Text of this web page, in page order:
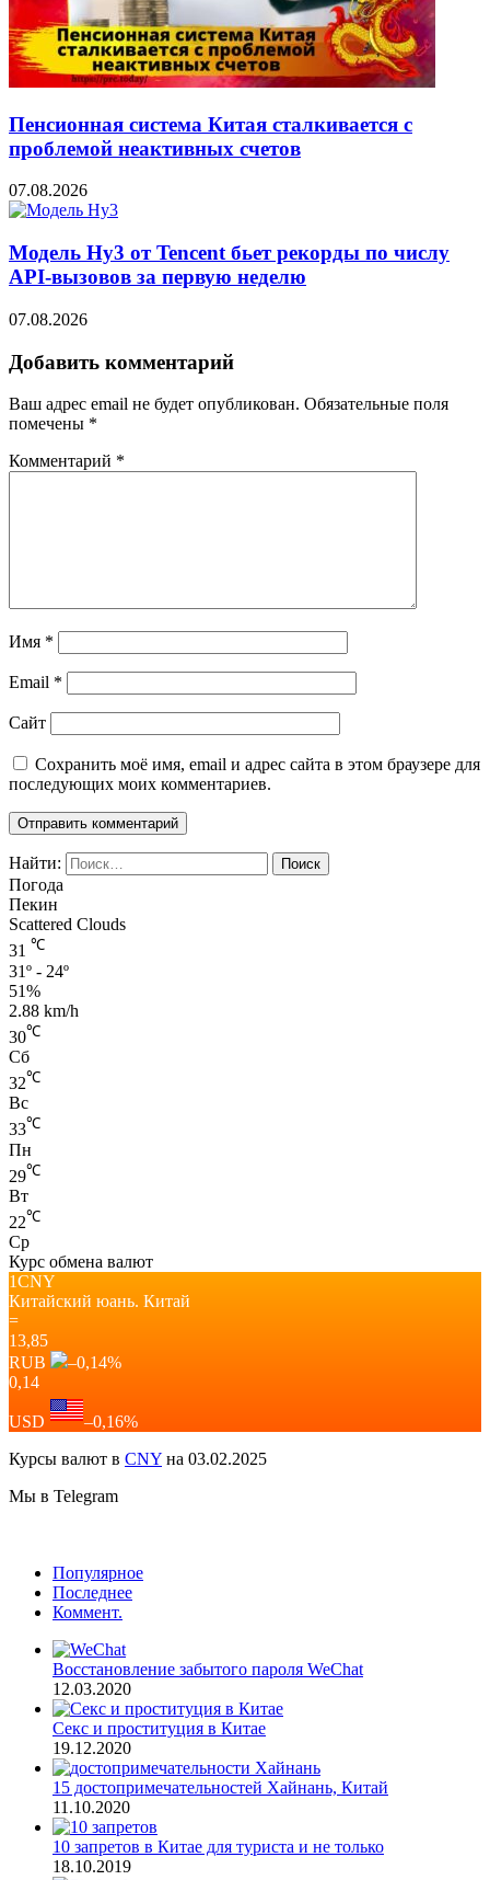
Пенсионная система Китая сталкивается с
проблемой неактивных счетов
07.08.2026
Модель Hy3 от Tencent бьет рекорды по числу
API-вызовов за первую неделю
07.08.2026
Добавить комментарий
Ваш адрес email не будет опубликован. Обязательные поля
помечены *
Комментарий *
Имя *
Email *
Сайт
Сохранить моё имя, email и адрес сайта в этом браузере для
последующих моих комментариев.
Найти:
Погода
Пекин
Scattered Clouds
31 ℃
31º - 24º
51%
2.88 km/h
30℃
Сб
32℃
Вс
33℃
Пн
29℃
Вт
22℃
Ср
Курс обмена валют
1CNY
Китайский юань. Китай
=
13,85
RUB
–0,14%
0,14
USD –0,16%
Курсы валют в CNY на 03.02.2025
Мы в Telegram
Популярное
Последнее
Коммент.
Восстановление забытого пароля WeChat
12.03.2020
Секс и проституция в Китае
19.12.2020
15 достопримечательностей Хайнань, Китай
11.10.2020
10 запретов в Китае для туриста и не только
18.10.2019